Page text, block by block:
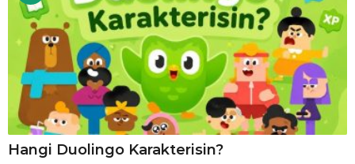
Hangi Duolingo Karakterisin?